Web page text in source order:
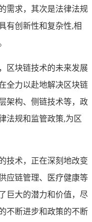
需求，其次是法律法规
有创新性和复杂性,相
区块链技术的未来发展
全力以赴地解决区块链
架构、侧链技术等，政
法规和监管政策,为区
技术，正在深刻地改变
应链管理、医疗健康等
巨大的潜力和价值，尽
不断进步和政策的不断